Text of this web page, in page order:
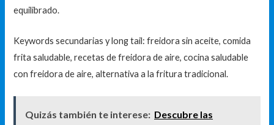
equilibrado.
Keywords secundarias y long tail: freidora sin aceite, comida
frita saludable, recetas de freidora de aire, cocina saludable
con freidora de aire, alternativa a la fritura tradicional.
Quizás también te interese: Descubre las